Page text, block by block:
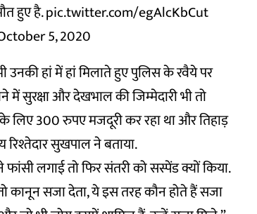
हुए है.pic.twitter.com/egAlcKbCut
5, 2020
हां में हां मिलाते हुए पुलिस के रवैये पर
में सुरक्षा और देखभाल की जिम्मेदारी भी तो
लिए 300 रुपए मजदूरी कर रहा था और तिहाड़
सुखपाल ने बताया.
लगाई तो फिर संतरी को सस्पेंड क्यों किया.
कानून सजा देता, ये इस तरह कौन होते हैं सजा